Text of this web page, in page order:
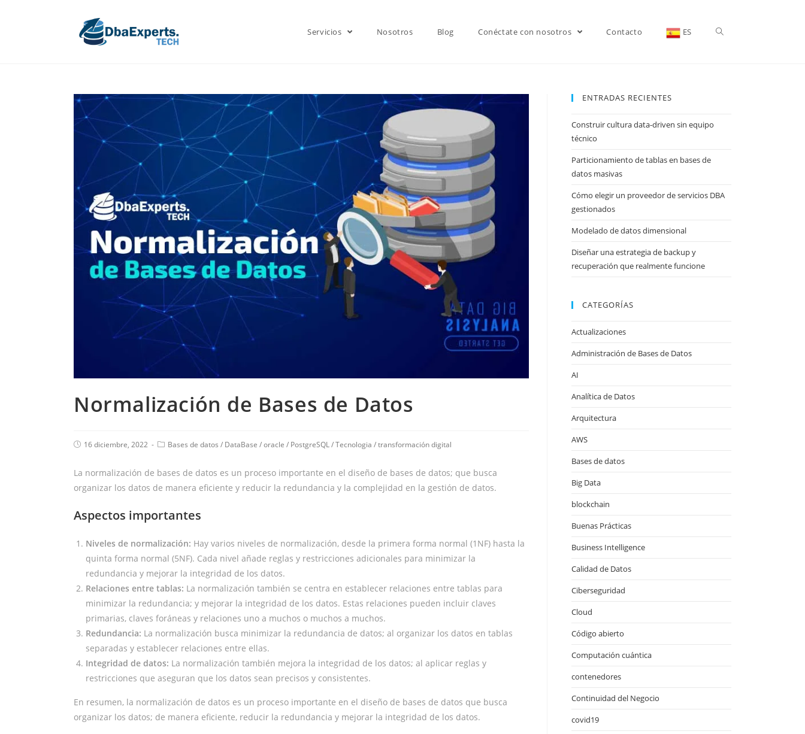
Servicios Nosotros Blog Conéctate con nosotros Contacto ES
Normalización de Bases de Datos
16 diciembre, 2022 Bases de datos / DataBase /oracle / PostgreSQL/Tecnologia /transformación digital
La normalización de bases de datos es un proceso importante en el diseño de bases de datos; que busca
organizar los datos de manera eficiente y reducir la redundancia y la complejidad en la gestión de datos.
Aspectos importantes
Niveles de normalización: Hay varios niveles de normalización, desde la primera forma normal (1NF) hasta la
quinta forma normal (5NF). Cada nivel añade reglas y restricciones adicionales para minimizar la
redundancia y mejorar la integridad de los datos.
Relaciones entre tablas: La normalización también se centra en establecer relaciones entre tablas para
minimizar la redundancia; y mejorar la integridad de los datos. Estas relaciones pueden incluir claves
primarias, claves foráneas y relaciones uno a muchos o muchos a muchos.
Redundancia: La normalización busca minimizar la redundancia de datos; al organizar los datos en tablas
separadas y establecer relaciones entre ellas.
Integridad de datos: La normalización también mejora la integridad de los datos; al aplicar reglas y
restricciones que aseguran que los datos sean precisos y consistentes.
En resumen, la normalización de datos es un proceso importante en el diseño de bases de datos que busca
organizar los datos; de manera eficiente, reducir la redundancia y mejorar la integridad de los datos.
ENTRADAS RECIENTES
Construir cultura data-driven sin equipo
técnico
Particionamiento de tablas en bases de
datos masivas
Cómo elegir un proveedor de servicios DBA
gestionados
Modelado de datos dimensional
Diseñar una estrategia de backup y
recuperación que realmente funcione
CATEGORÍAS
Actualizaciones
Administración de Bases de Datos
AI
Analítica de Datos
Arquitectura
AWS
Bases de datos
Big Data
blockchain
Buenas Prácticas
Business Intelligence
Calidad de Datos
Ciberseguridad
Cloud
Código abierto
Computación cuántica
contenedores
Continuidad del Negocio
covid19